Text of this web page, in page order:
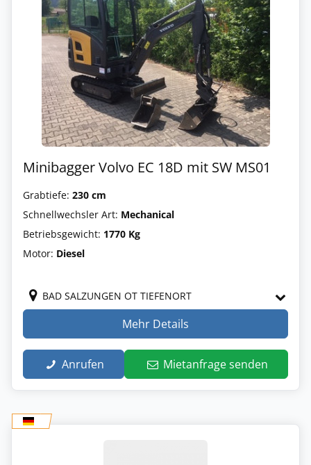
Minibagger Volvo EC 18D mit SW MS01
Grabtiefe: 230 cm
Schnellwechsler Art: Mechanical
Betriebsgewicht: 1770 Kg
Motor: Diesel
BAD SALZUNGEN OT TIEFENORT
Mehr Details
Anrufen Mietanfrage senden